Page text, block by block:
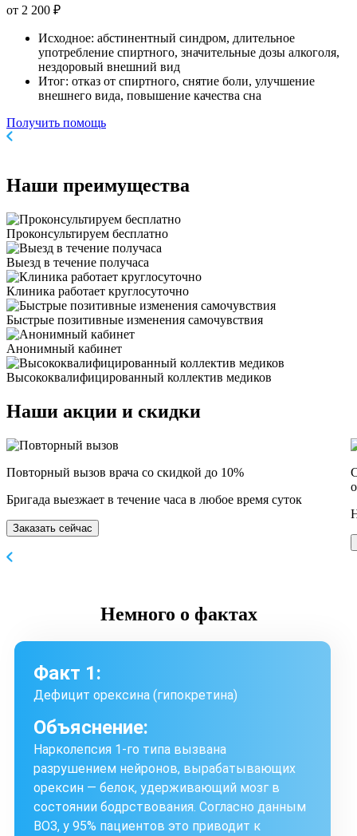
от 2 200 ₽
Исходное: абстинентный синдром, длительное
употребление спиртного, значительные дозы алкоголя,
нездоровый внешний вид
Итог: отказ от спиртного, снятие боли, улучшение
внешнего вида, повышение качества сна
Получить помощь
Наши преимущества
Проконсультируем бесплатно
Выезд в течение получаса
Клиника работает круглосуточно
Быстрые позитивные изменения самочувствия
Анонимный кабинет
Высококвалифицированный коллектив медиков
Наши акции и скидки
Повторный вызов врача со скидкой до 10%
Бригада выезжает в течение часа в любое время суток
Заказать сейчас
Немного о фактах
Факт 1:
Дефицит орексина (гипокретина)
Объяснение:
Нарколепсия 1-го типа вызвана
разрушением нейронов, вырабатывающих
орексин — белок, удерживающий мозг в
состоянии бодрствования. Согласно данным
ВОЗ, у 95% пациентов это приводит к